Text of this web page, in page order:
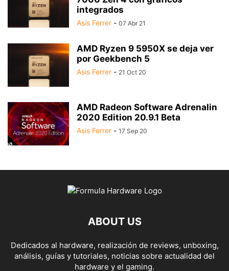
integrados
Asis Ferrer - 07 Abr 21
AMD Ryzen 9 5950X se deja ver
por Geekbench 5
Asis Ferrer - 21 Oct 20
AMD Radeon Software Adrenalin
2020 Edition 20.9.1 Beta
Asis Ferrer - 17 Sep 20
ABOUT US
Dedicados al hardware, realización de reviews, unboxing,
análisis, guías y tutoriales, noticias sobre actualidad del
hardware y el gaming.